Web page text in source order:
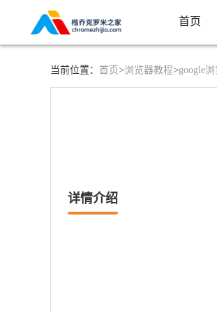
首页
当前位置： 首页>浏览器教程>google
详情介绍